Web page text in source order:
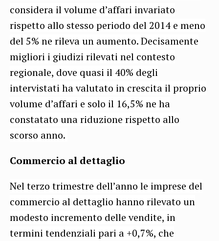
considera il volume d’affari invariato
rispetto allo stesso periodo del 2014 e meno
del 5% ne rileva un aumento. Decisamente
migliori i giudizi rilevati nel contesto
regionale, dove quasi il 40% degli
intervistati ha valutato in crescita il proprio
volume d’affari e solo il 16,5% ne ha
constatato una riduzione rispetto allo
scorso anno.
Commercio al dettaglio
Nel terzo trimestre dell’anno le imprese del
commercio al dettaglio hanno rilevato un
modesto incremento delle vendite, in
termini tendenziali pari a +0,7%, che